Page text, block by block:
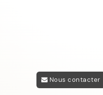
Nous contacter